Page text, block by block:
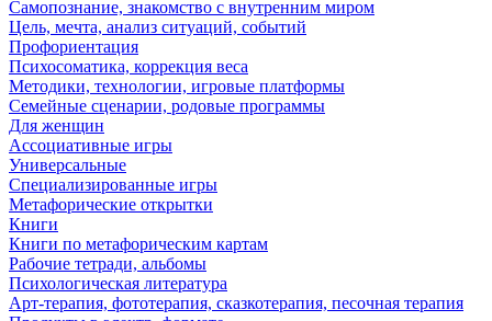
Самопознание, знакомство с внутренним миром
Цель, мечта, анализ ситуаций, событий
Профориентация
Психосоматика, коррекция веса
Методики, технологии, игровые платформы
Семейные сценарии, родовые программы
Для женщин
Ассоциативные игры
Универсальные
Специализированные игры
Метафорические открытки
Книги
Книги по метафорическим картам
Рабочие тетради, альбомы
Психологическая литература
Арт-терапия, фототерапия, сказкотерапия, песочная терапия